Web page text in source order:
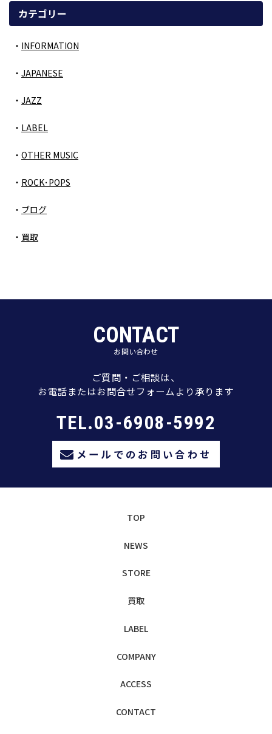
カテゴリー
INFORMATION
JAPANESE
JAZZ
LABEL
OTHER MUSIC
ROCK･POPS
ブログ
買取
CONTACT
お問い合わせ
ご質問・ご相談は、
お電話またはお問合せフォームより承ります
TEL.03-6908-5992
メールでのお問い合わせ
TOP
NEWS
STORE
買取
LABEL
COMPANY
ACCESS
CONTACT